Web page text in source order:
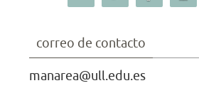
correo de contacto
manarea@ull.edu.es